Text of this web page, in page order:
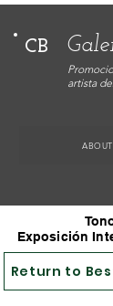
CB
artista
ABOUT
Exposición
Return to